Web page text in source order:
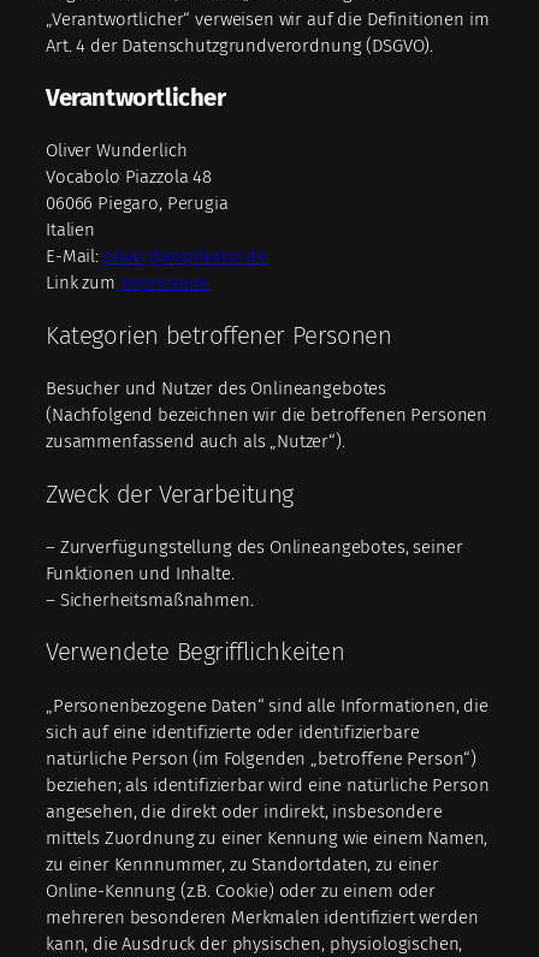
„Verantwortlicher“ verweisen wir auf die Definitionen im
Art. 4 der Datenschutzgrundverordnung (DSGVO).
Verantwortlicher
Oliver Wunderlich
Vocabolo Piazzola 48
06066 Piegaro, Perugia
Italien
E-Mail: oliver@explikator.de
Link zum Impressum
Kategorien betroffener Personen
Besucher und Nutzer des Onlineangebotes
(Nachfolgend bezeichnen wir die betroffenen Personen
zusammenfassend auch als „Nutzer“).
Zweck der Verarbeitung
– Zurverfügungstellung des Onlineangebotes, seiner
Funktionen und Inhalte.
– Sicherheitsmaßnahmen.
Verwendete Begrifflichkeiten
„Personenbezogene Daten“ sind alle Informationen, die
sich auf eine identifizierte oder identifizierbare
natürliche Person (im Folgenden „betroffene Person“)
beziehen; als identifizierbar wird eine natürliche Person
angesehen, die direkt oder indirekt, insbesondere
mittels Zuordnung zu einer Kennung wie einem Namen,
zu einer Kennnummer, zu Standortdaten, zu einer
Online-Kennung (z.B. Cookie) oder zu einem oder
mehreren besonderen Merkmalen identifiziert werden
kann, die Ausdruck der physischen, physiologischen,